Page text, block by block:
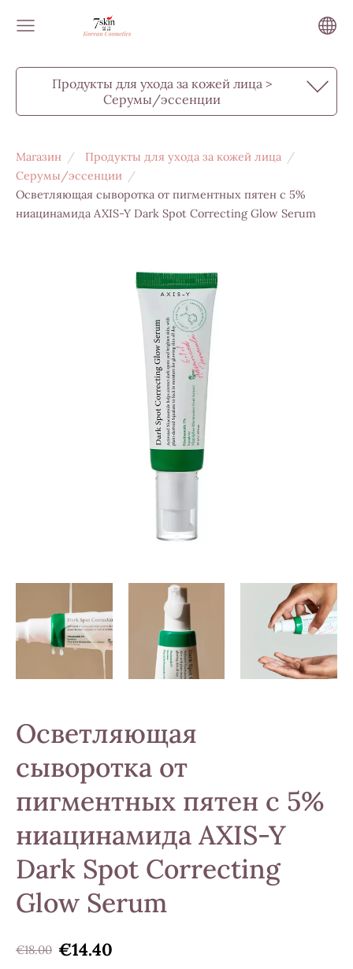
Продукты для ухода за кожей лица >
Серумы/эссенции
Магазин
Продукты для ухода за кожей лица
Серумы/эссенции
Осветляющая сыворотка от пигментных пятен с 5%
ниацинамида AXIS-Y Dark Spot Correcting Glow Serum
Осветляющая
сыворотка от
пигментных пятен с 5%
ниацинамида AXIS-Y
Dark Spot Correcting
Glow Serum
€18.00 €14.40